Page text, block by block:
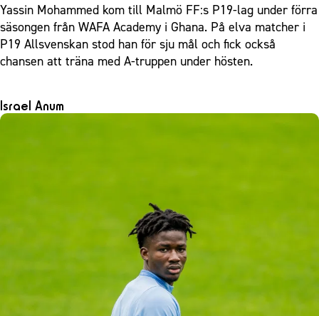
Yassin Mohammed kom till Malmö FF:s P19-lag under förra
säsongen från WAFA Academy i Ghana. På elva matcher i
P19 Allsvenskan stod han för sju mål och fick också
chansen att träna med A-truppen under hösten.
Israel Anum